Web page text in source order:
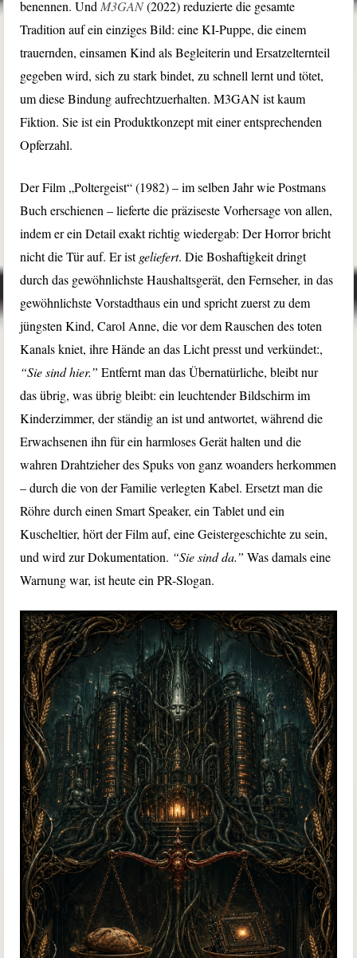
benennen. UndM3GAN(2022) reduzierte die gesamte
Tradition auf ein einziges Bild: eine KI-Puppe, die einem
trauernden, einsamen Kind als Begleiterin und Ersatzelternteil
gegeben wird, sich zu stark bindet, zu schnell lernt und tötet,
um diese Bindung aufrechtzuerhalten. M3GAN ist kaum
Fiktion. Sie ist ein Produktkonzept mit einer entsprechenden
Opferzahl.
Der Film „Poltergeist“ (1982) – im selben Jahr wie Postmans
Buch erschienen – lieferte die präziseste Vorhersage von allen,
indem er ein Detail exakt richtig wiedergab: Der Horror bricht
nicht die Tür auf. Er istgeliefert. Die Boshaftigkeit dringt
durch das gewöhnlichste Haushaltsgerät, den Fernseher, in das
gewöhnlichste Vorstadthaus ein und spricht zuerst zu dem
jüngsten Kind, Carol Anne, die vor dem Rauschen des toten
Kanals kniet, ihre Hände an das Licht presst und verkündet:,
“Sie sind hier.” Entfernt man das Übernatürliche, bleibt nur
das übrig, was übrig bleibt: ein leuchtender Bildschirm im
Kinderzimmer, der ständig an ist und antwortet, während die
Erwachsenen ihn für ein harmloses Gerät halten und die
wahren Drahtzieher des Spuks von ganz woanders herkommen
– durch die von der Familie verlegten Kabel. Ersetzt man die
Röhre durch einen Smart Speaker, ein Tablet und ein
Kuscheltier, hört der Film auf, eine Geistergeschichte zu sein,
und wird zur Dokumentation. “Sie sind da.” Was damals eine
Warnung war, ist heute ein PR-Slogan.